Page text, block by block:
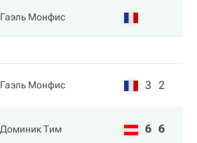
Гаэль Монфис
Гаэль Монфис 3 2
Доминик Тим 6 6